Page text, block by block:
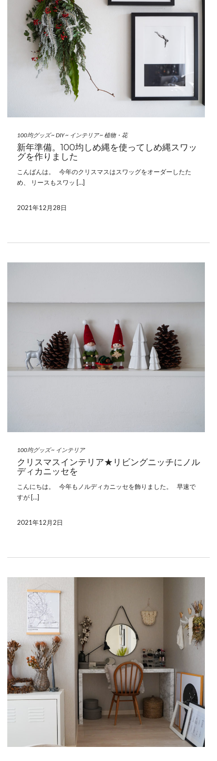
100均グッズ~ DIY~ インテリア~ 植物・花
新年準備。100均しめ縄を使ってしめ縄スワッ
グを作りました
こんばんは。 今年のクリスマスはスワッグをオーダーしたた
め、 リースもスワッ […]
2021年12月28日
100均グッズ~ インテリア
クリスマスインテリア★リビングニッチにノル
ディカニッセを
こんにちは。 今年もノルディカニッセを飾りました。 早速で
すが […]
2021年12月2日